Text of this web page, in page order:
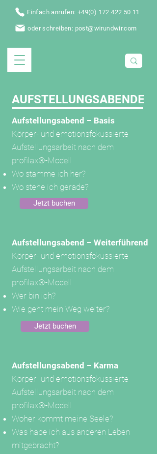
Einfach anrufen: +49(0) 172 422 50 11
oder schreiben: post@wirundwir.com
AUFSTELLUNGSABENDE
Aufstellungsabend – Basis
Körper- und emotionsfokussierte
Aufstellungsarbeit nach dem
profilax®-Modell
Wo stamme ich her?
Wo stehe ich gerade?
Jetzt buchen
Aufstellungsabend – Weiterführend
Körper- und emotionsfokussierte
Aufstellungsarbeit nach dem
profilax®-Modell
Wer bin ich?
Wie geht mein Weg weiter?
Jetzt buchen
Aufstellungsabend – Karma
Körper- und emotionsfokussierte
Aufstellungsarbeit nach dem
profilax®-Modell
Woher kommt meine Seele?
Was habe ich aus anderen Leben
mitgebracht?